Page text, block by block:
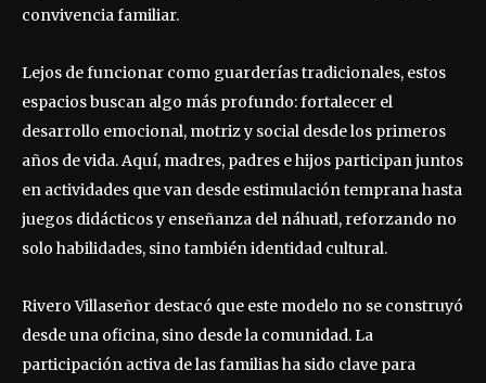
convivencia familiar.
Lejos de funcionar como guarderías tradicionales, estos
espacios buscan algo más profundo: fortalecer el
desarrollo emocional, motriz y social desde los primeros
años de vida. Aquí, madres, padres e hijos participan juntos
en actividades que van desde estimulación temprana hasta
juegos didácticos y enseñanza del náhuatl, reforzando no
solo habilidades, sino también identidad cultural.
Rivero Villaseñor destacó que este modelo no se construyó
desde una oficina, sino desde la comunidad. La
participación activa de las familias ha sido clave para